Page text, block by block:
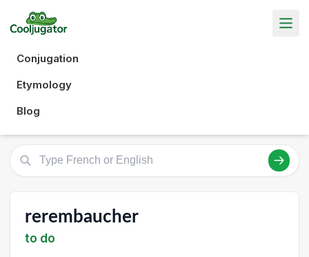
Conjugation
Etymology
Blog
rerembaucher
to do